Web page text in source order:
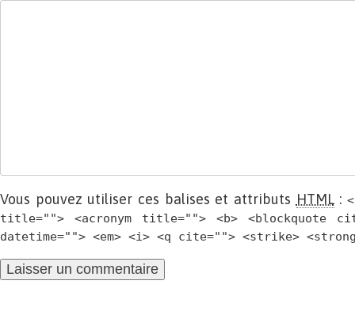
Vous pouvez utiliser ces balises et attributs HTML:
title=""> <acronym title=""> <b> <blockquote
datetime=""> <em> <i> <q cite=""> <strike>